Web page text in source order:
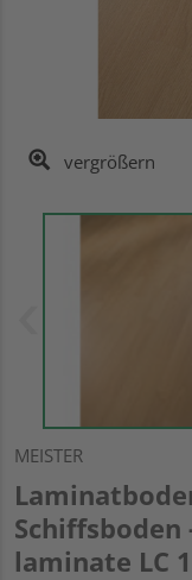
vergrößern
MEISTER
Schiffsboden
laminate LC